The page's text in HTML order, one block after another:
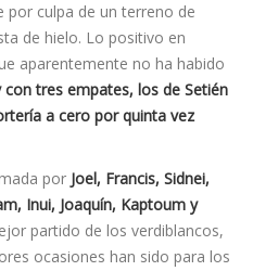
por culpa de un terreno de
de hielo. Lo positivo en
aparentemente no ha habido
tres empates, los de Setién
a cero por quinta vez
por Joel, Francis, Sidnei,
Inui, Joaquí­n, Kaptoum y
partido de los verdiblancos,
ocasiones han sido para los